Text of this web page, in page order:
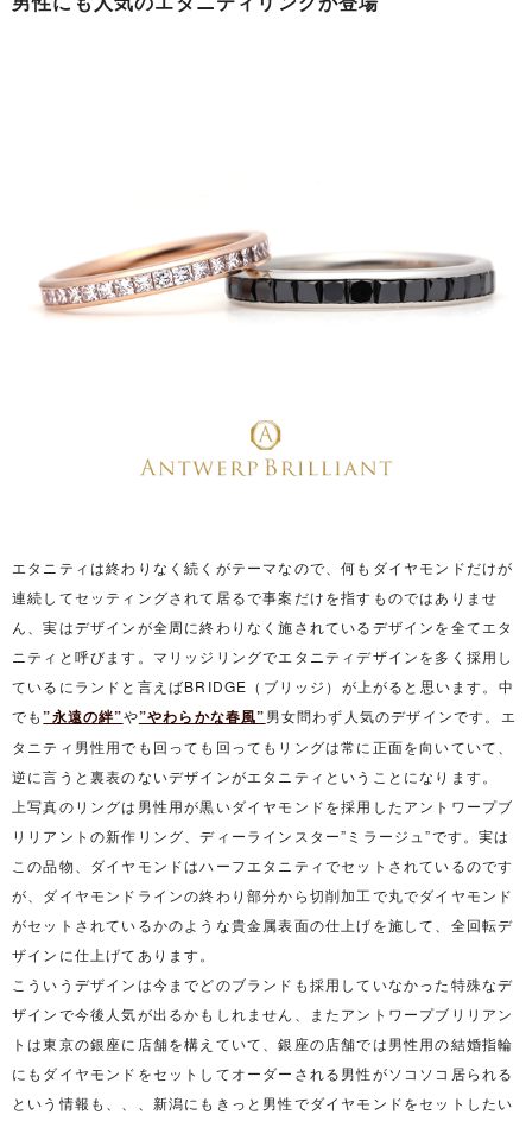
エタニティは終わりなく続くがテーマなので、何もダイヤモンドだけが
連続してセッティングされて居るで事案だけを指すものではありませ
ん、実はデザインが全周に終わりなく施されているデザインを全てエタ
ニティと呼びます。マリッジリングでエタニティデザインを多く採用し
ているにランドと言えばBRIDGE（ブリッジ）が上がると思います。中
でも”永遠の絆”や”やわらかな春風”男女問わず人気のデザインです。エ
タニティ男性用でも回っても回ってもリングは常に正面を向いていて、
逆に言うと裏表のないデザインがエタニティということになります。
上写真のリングは男性用が黒いダイヤモンドを採用したアントワープブ
リリアントの新作リング、ディーラインスター”ミラージュ”です。実は
この品物、ダイヤモンドはハーフエタニティでセットされているのです
が、ダイヤモンドラインの終わり部分から切削加工で丸でダイヤモンド
がセットされているかのような貴金属表面の仕上げを施して、全回転デ
ザインに仕上げてあります。
こういうデザインは今までどのブランドも採用していなかった特殊なデ
ザインで今後人気が出るかもしれません、またアントワープブリリアン
トは東京の銀座に店舗を構えていて、銀座の店舗では男性用の結婚指輪
にもダイヤモンドをセットしてオーダーされる男性がソコソコ居られる
という情報も、、、新潟にもきっと男性でダイヤモンドをセットしたい